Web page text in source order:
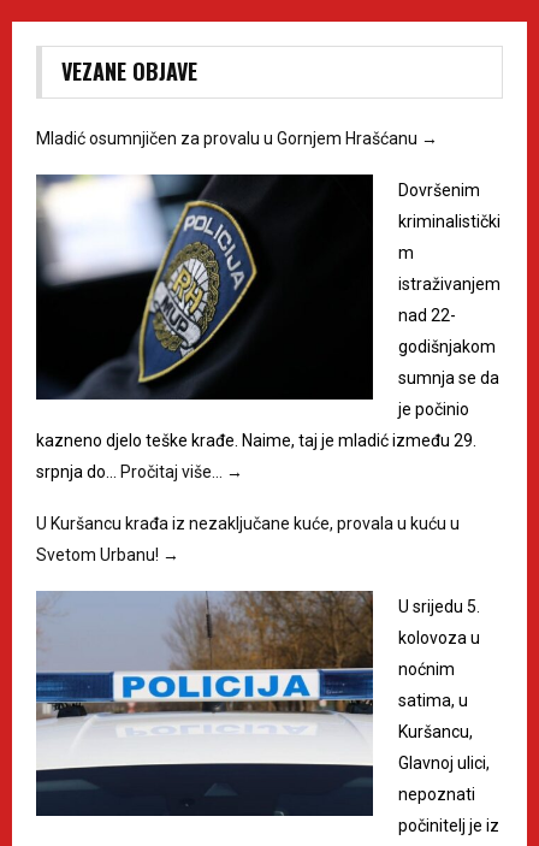
VEZANE OBJAVE
Mladić osumnjičen za provalu u Gornjem Hrašćanu →
Dovršenim
kriminalistički
m
istraživanjem
nad 22-
godišnjakom
sumnja se da
je počinio
kazneno djelo teške krađe. Naime, taj je mladić između 29.
srpnja do… Pročitaj više… →
U Kuršancu krađa iz nezaključane kuće, provala u kuću u
Svetom Urbanu! →
U srijedu 5.
kolovoza u
noćnim
satima, u
Kuršancu,
Glavnoj ulici,
nepoznati
počinitelj je iz